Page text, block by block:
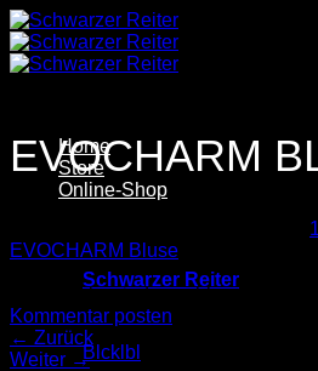
Zum
Inhalt
springen
Home
Store
Online-Shop
Schwarzer Reiter
Blcklbl
EVOCHARM
EVOCHARM Bluse
Trackbacks sind geschlossen, aber
Kommentar posten
← Zurück
Weiter →